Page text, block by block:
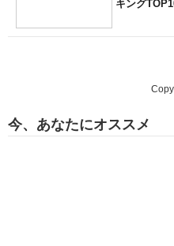
キング
今、あなたにオススメ